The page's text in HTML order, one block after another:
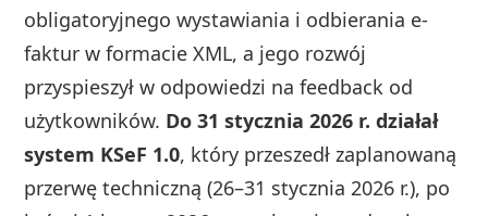
obligatoryjnego wystawiania i odbierania e-
faktur w formacie XML, a jego rozwój
przyspieszył w odpowiedzi na feedback od
użytkowników. Do 31 stycznia 2026 r. działał
system KSeF 1.0, który przeszedł zaplanowaną
przerwę techniczną (26–31 stycznia 2026 r.), po